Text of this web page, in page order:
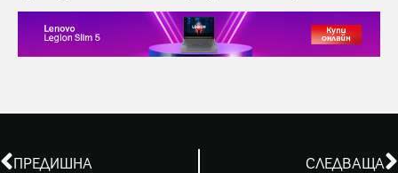
ПРЕДИШНА СЛЕДВАЩА